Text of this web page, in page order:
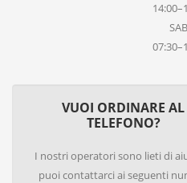
VUOI ORDINARE AL
TELEFONO?
I nostri operatori sono lieti di
puoi contattarci ai seguenti